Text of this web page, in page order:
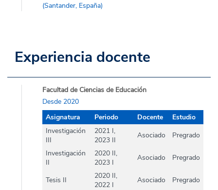
(Santander, España)
Experiencia docente
Facultad de Ciencias de Educación
Desde 2020
Asignatura
Periodo Docente
Estudio
Investigación
III
2021 I,
2023 II
Asociado
Pregrado
Investigación
II
2020 II,
2023 I
Asociado Pregrado
Tesis II
2020 II,
2022 I
Asociado
Pregrado